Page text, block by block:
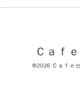
Ｃａｆ
©2026 Ｃａｆｅ